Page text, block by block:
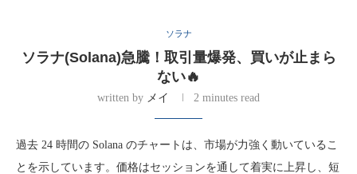
ソラナ
ソラナ(Solana)急騰！取引量爆発、買いが止まら
ない🔥
written by メイ 2 minutes read
過去 24 時間の Solana のチャートは、市場が力強く動いているこ
とを示しています。価格はセッションを通して着実に上昇し、短